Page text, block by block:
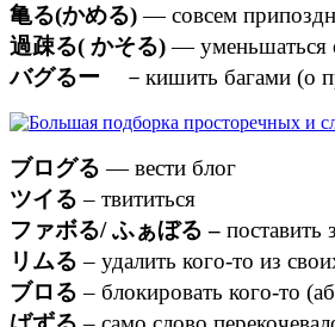
亀る(かめる)— совсем
過疎る( かそる)— уменьшаться
バグるー －кишить багами (о
ブログる — вести блог
ツイる – твититься
ファボる/ ふぁぼる – поставить
リムる – удалить кого-то из
ブロる – блокировать кого-то